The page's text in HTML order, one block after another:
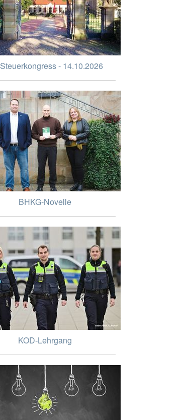
- 14.10.2026
BHKG-Novelle
KOD-Lehrgang